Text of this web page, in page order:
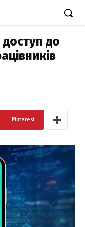
до
Pinterest